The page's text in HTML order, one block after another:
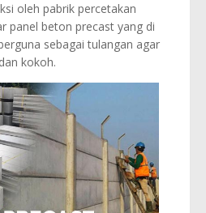
oleh pabrik percetakan
panel beton precast yang di
sebagai tulangan agar
kokoh.